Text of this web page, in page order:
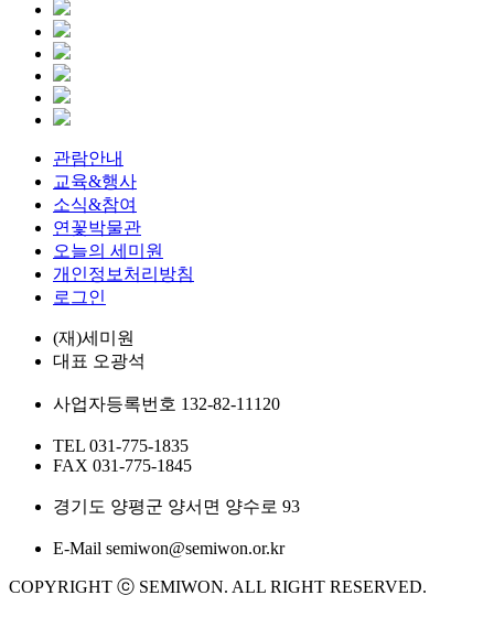
관람안내
교육&행사
소식&참여
연꽃박물관
오늘의 세미원
개인정보처리방침
로그인
(재)세미원
대표 오광석
사업자등록번호 132-82-11120
TEL 031-775-1835
FAX 031-775-1845
경기도 양평군 양서면 양수로 93
E-Mail semiwon@semiwon.or.kr
COPYRIGHT ⓒ SEMIWON. ALL RIGHT RESERVED.